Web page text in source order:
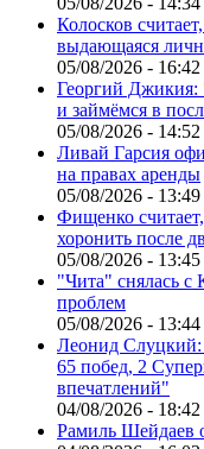
Колосков
выдающаяся
05/08/2026 - 16:42
Георгий
и займёмся в
05/08/2026 - 14:52
Ливай Гарсия
на правах аренды
05/08/2026 - 13:49
Фищенко
хоронить после
05/08/2026 - 13:45
"Чита" снялась с
проблем
05/08/2026 - 13:44
Леонид
65 побед, 2
впечатлений"
04/08/2026 - 18:42
Рамиль Шейдаев